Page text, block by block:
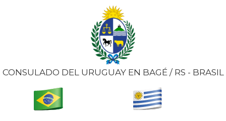
CONSULADO DEL URUGUAY EN BAGÉ / RS - BRASIL